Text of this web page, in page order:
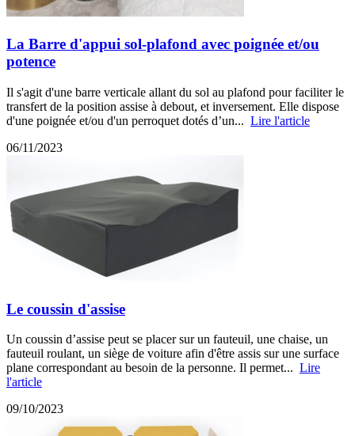
La Barre d'appui sol-plafond avec poignée et/ou
potence
Il s'agit d'une barre verticale allant du sol au plafond pour faciliter le
transfert de la position assise à debout, et inversement. Elle dispose
d'une poignée et/ou d'un perroquet dotés d’un... Lire l'article
06/11/2023
Le coussin d'assise
Un coussin d’assise peut se placer sur un fauteuil, une chaise, un
fauteuil roulant, un siège de voiture afin d'être assis sur une surface
plane correspondant au besoin de la personne. Il permet... Lire
l'article
09/10/2023